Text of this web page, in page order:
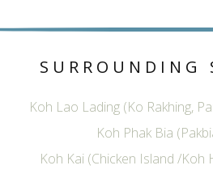
SURROUNDING
Koh Lao Lading (Ko Rakhing,
Koh Phak Bia
Koh Kai (Chicken Island /Koh